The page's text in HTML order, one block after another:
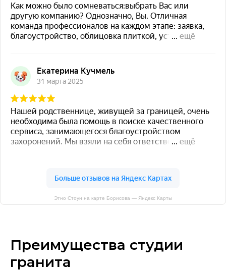
Этно Стоун на карте Борисова — Яндекс Карты
Преимущества студии
гранита